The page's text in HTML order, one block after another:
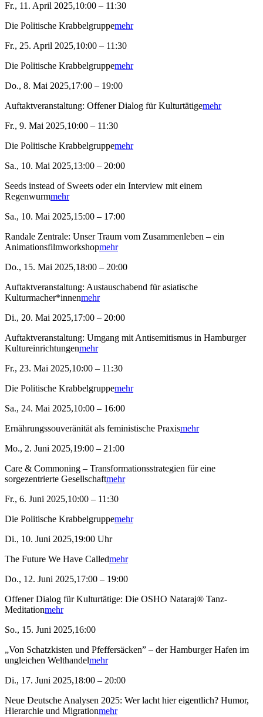
Fr., 11. April 2025,10:00 – 11:30
Die Politische Krabbelgruppemehr
Fr., 25. April 2025,10:00 – 11:30
Die Politische Krabbelgruppemehr
Do., 8. Mai 2025,17:00 – 19:00
Auftaktveranstaltung: Offener Dialog für Kulturtätigemehr
Fr., 9. Mai 2025,10:00 – 11:30
Die Politische Krabbelgruppemehr
Sa., 10. Mai 2025,13:00 – 20:00
Seeds instead of Sweets oder ein Interview mit einem
Regenwurmmehr
Sa., 10. Mai 2025,15:00 – 17:00
Randale Zentrale: Unser Traum vom Zusammenleben – ein
Animationsfilmworkshopmehr
Do., 15. Mai 2025,18:00 – 20:00
Auftaktveranstaltung: Austauschabend für asiatische
Kulturmacher*innenmehr
Di., 20. Mai 2025,17:00 – 20:00
Auftaktveranstaltung: Umgang mit Antisemitismus in Hamburger
Kultureinrichtungenmehr
Fr., 23. Mai 2025,10:00 – 11:30
Die Politische Krabbelgruppemehr
Sa., 24. Mai 2025,10:00 – 16:00
Ernährungssouveränität als feministische Praxismehr
Mo., 2. Juni 2025,19:00 – 21:00
Care & Commoning – Transformationsstrategien für eine
sorgezentrierte Gesellschaftmehr
Fr., 6. Juni 2025,10:00 – 11:30
Die Politische Krabbelgruppemehr
Di., 10. Juni 2025,19:00 Uhr
The Future We Have Calledmehr
Do., 12. Juni 2025,17:00 – 19:00
Offener Dialog für Kulturtätige: Die OSHO Nataraj® Tanz-
Meditationmehr
So., 15. Juni 2025,16:00
„Von Schatzkisten und Pfeffersäcken” – der Hamburger Hafen im
ungleichen Welthandelmehr
Di., 17. Juni 2025,18:00 – 20:00
Neue Deutsche Analysen 2025: Wer lacht hier eigentlich? Humor,
Hierarchie und Migrationmehr